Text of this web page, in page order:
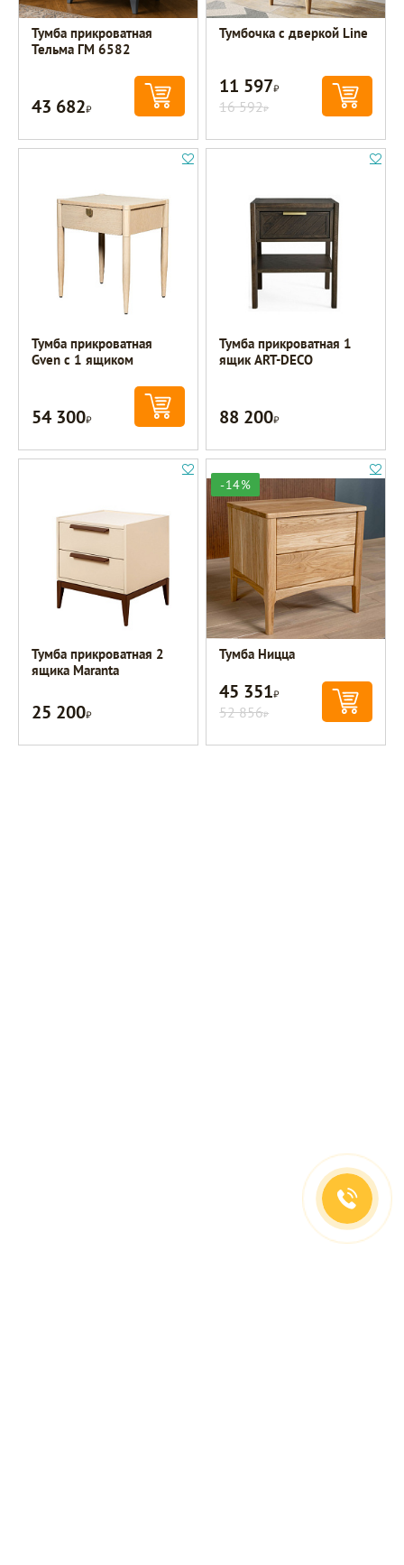
Тумба прикроватная
Тельма ГМ 6582
43 682Р
Тумбочка с дверкой Line
11 597Р
16 592Р
Тумба прикроватная
Gven с 1 ящиком
54 300Р
Тумба прикроватная 1
ящик ART-DECO
88 200Р
Тумба прикроватная 2
ящика Maranta
25 200Р
-14%
Тумба Ницца
45 351Р
52 856Р